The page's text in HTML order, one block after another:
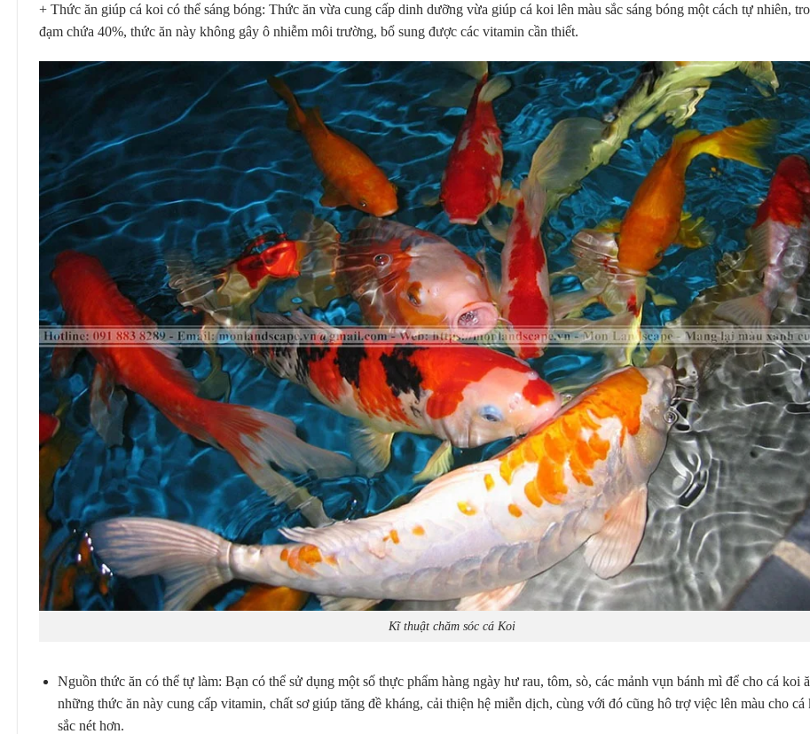
+ Thức ăn giúp cá koi có thể sáng bóng: Thức ăn vừa cung cấp dinh dưỡng vừa giúp cá koi lên màu sắc sáng bóng một cách tự nhiên,
đạm chứa 40%, thức ăn này không gây ô nhiễm môi trường, bổ sung được các vitamin cần thiết.
Kĩ thuật chăm sóc cá Koi
Nguồn thức ăn có thể tự làm: Bạn có thể sử dụng một số thực phẩm hàng ngày hư rau, tôm, sò, các mảnh vụn bánh mì để cho cá koi
những thức ăn này cung cấp vitamin, chất sơ giúp tăng đề kháng, cải thiện hệ miễn dịch, cùng với đó cũng hô trợ việc lên màu cho
sắc nét hơn.